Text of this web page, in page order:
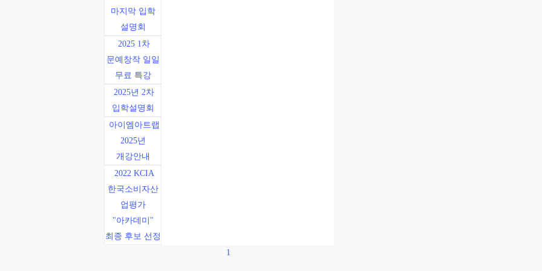
마지막 입학
설명회
2025 1차
문예창작 일일
무료 특강
2025년 2차
입학설명회
아이엠아트랩
2025년
개강안내
2022 KCIA
한국소비자산
업평가
"아카데미"
최종 후보 선정
1